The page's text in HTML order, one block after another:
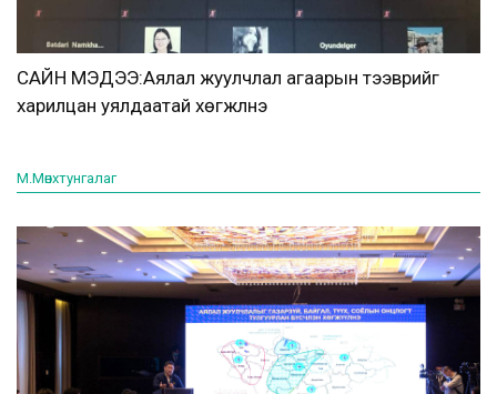
САЙН МЭДЭЭ:Аялал жуулчлал агаарын тээврийг
харилцан уялдаатай хөгжүүлнэ
М.Мөнхтунгалаг